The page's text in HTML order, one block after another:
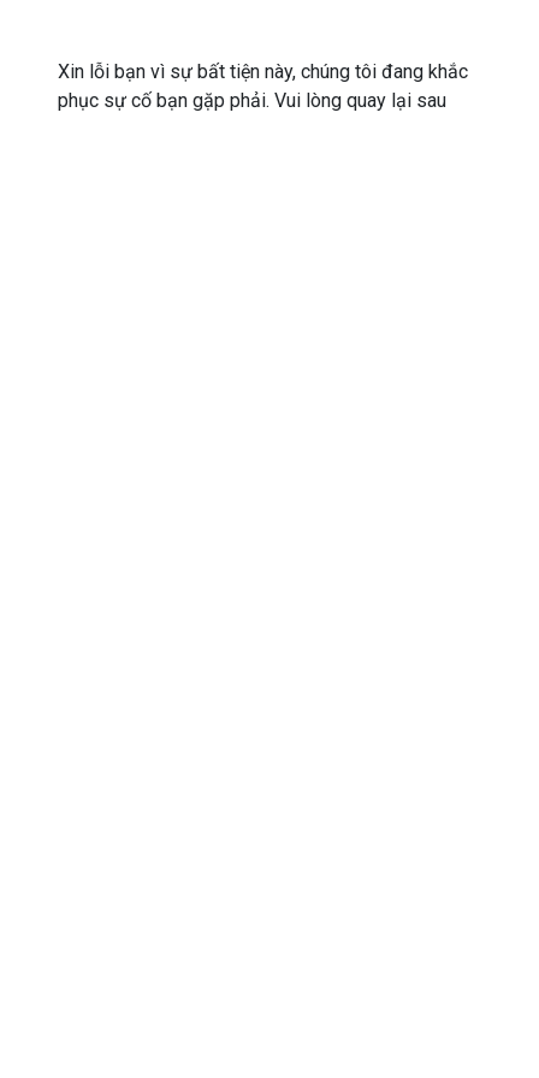
Xin lỗi bạn vì sự bất tiện này, chúng tôi đang khắc
phục sự cố bạn gặp phải. Vui lòng quay lại sau